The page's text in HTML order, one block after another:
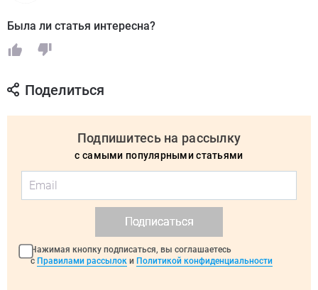
Была ли статья интересна?
Поделиться
Подпишитесь на рассылку
с самыми популярными статьями
Подписаться
Нажимая кнопку подписаться, вы соглашаетесь
с Правилами рассылок и Политикой конфиденциальности